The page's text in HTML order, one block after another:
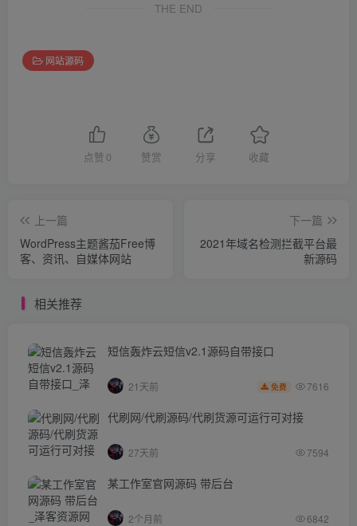
THE END
网站源码
点赞 0 赞赏 分享 收藏
上一篇
WordPress主题酱茄Free博
客、资讯、自媒体网站
下一篇
2021年域名检测拦截平台最
新源码
相关推荐
短信轰炸云短信v2.1源码自带接口
21天前 免费 7616
代刷网/代刷源码/代刷货源可运行可对接
27天前 7594
某工作室官网源码 带后台
2个月前 6842